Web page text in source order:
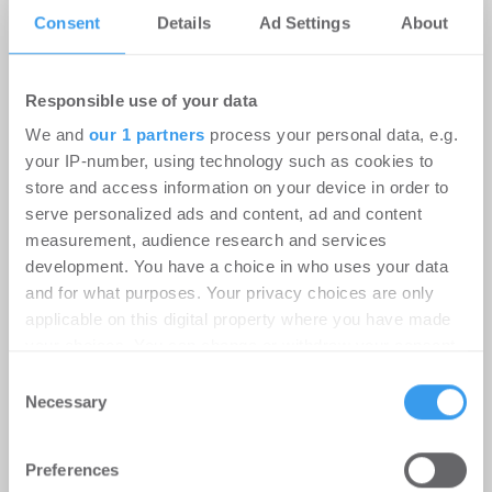
Consent Details Ad Settings About
Responsible use of your data
We and our 1 partners process your personal data, e.g.
your IP-number, using technology such as cookies to
store and access information on your device in order to
serve personalized ads and content, ad and content
measurement, audience research and services
development. You have a choice in who uses your data
and for what purposes. Your privacy choices are only
applicable on this digital property where you have made
the Privacy trigger icon.
Find out more about how your personal data is processed
and set your preferences in the
Selection
Necessary
Preferences
Ampega Asset Management gewinnt
ODDO BHF SE für den SKYPER
Büro | Deals Miete-06.08.2026
Login für den ganzen Artikel Wenn noch nicht
registriert, erstellen Sie sich jetzt Ihren
kostenlosen Account, um auf die neusten ...